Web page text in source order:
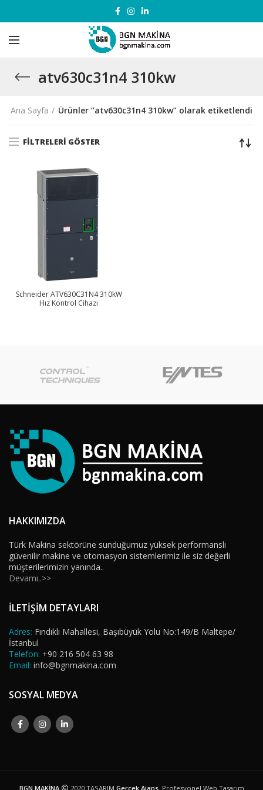
atv630c31n4 310kw
Ana Sayfa Ürünler “atv630c31n4 310kw” olarak etiketlendi
FILTRELERI GÖSTER
Schneider ATV630C31N4 310kW
Hız Kontrol Cihazı
HAKKIMIZDA
Türk Makina sektörüne sunduğumuz yüksek performanslı
güvenilir makine ve otomasyon sistemlerimiz ile siz değerli
müşterilerimizin yanında..
Devamı..>>
İLETİŞİM DETAYLARI
Adres: Fındıklı Mahallesi, Başıbüyük Yolu No:149/B Maltepe/
İstanbul
Telefon: +90 216 504 63 98
Email: info@bgnmakina.com
SOSYAL MEDYA
BGN MAKİNA 2020 TASARIM Gerçek Ajans. Profesyonel Web Tasarım